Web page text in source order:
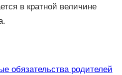
в кратной величине
обязательства родителей